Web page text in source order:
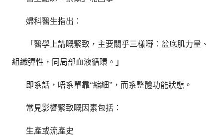
婦科醫生指出：
「醫學上講嘅緊致，主要關乎三樣嘢：盆底肌力量、
組織彈性，同局部血液循環。」
即系話，唔系單靠“縮細”，而系整體功能狀態。
常見影響緊致嘅因素包括：
生產或流產史